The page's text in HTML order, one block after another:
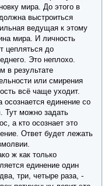
мира. До этого в
выстроиться
ведущая к этому
мира. И личность
цепляться до
Это неплохо.
в результате
или смирения
всё чаще уходит.
осознается единение со
Тут можно задать
а кто осознает это
Ответ будет лежать
ж как только
единение один
три, четыре раза, -